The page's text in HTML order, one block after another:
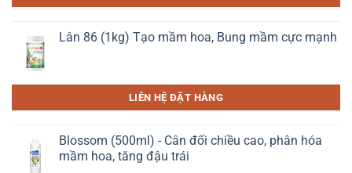
Lân 86 (1kg) Tạo mầm hoa, Bung mầm cực mạnh
LIÊN HỆ ĐẶT HÀNG
Blossom (500ml) - Cân đối chiều cao, phân hóa
mầm hoa, tăng đậu trái